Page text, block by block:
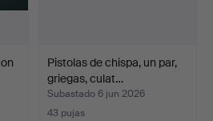
Pistolas de chispa, un par,
griegas, culat…
Subastado 6 jun 2026
43 pujas